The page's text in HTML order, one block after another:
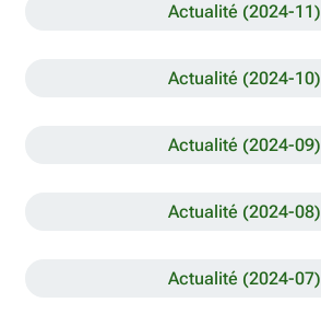
Actualité (2024-11)
Actualité (2024-10)
Actualité (2024-09)
Actualité (2024-08)
Actualité (2024-07)